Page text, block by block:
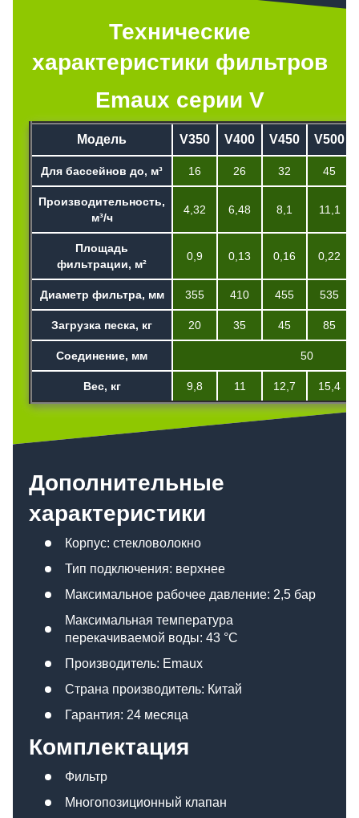
Технические
характеристики фильтров
Emaux серии V
Модель V350 V400 V450 V500
Для бассейнов до, м³ 16 26 32 45
Производительность,
м³/ч
4,32 6,48 8,1 11,1
Площадь
фильтрации, м²
0,9 0,13 0,16 0,22
Диаметр фильтра, мм 355 410 455 535
Загрузка песка, кг 20 35 45 85
Соединение, мм 50
Вес, кг 9,8 11 12,7 15,4
Дополнительные
характеристики
Корпус: стекловолокно
Тип подключения: верхнее
Максимальное рабочее давление: 2,5 бар
Максимальная температура
перекачиваемой воды: 43 °C
Производитель: Emaux
Страна производитель: Китай
Гарантия: 24 месяца
Комплектация
Фильтр
Многопозиционный клапан